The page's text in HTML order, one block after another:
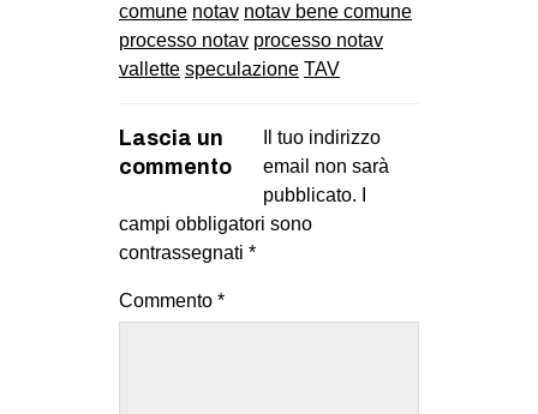
comune notav notav bene comune
processo notav processo notav
vallette speculazione TAV
Lascia un
commento
Il tuo indirizzo
email non sarà
pubblicato.
campi obbligatori sono
contrassegnati *
Commento *